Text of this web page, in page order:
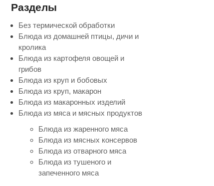
Разделы
Без термической обработки
Блюда из домашней птицы, дичи и
кролика
Блюда из картофеля овощей и
грибов
Блюда из круп и бобовых
Блюда из круп, макарон
Блюда из макаронных изделий
Блюда из мяса и мясных продуктов
Блюда из жаренного мяса
Блюда из мясных консервов
Блюда из отварного мяса
Блюда из тушеного и
запеченного мяса